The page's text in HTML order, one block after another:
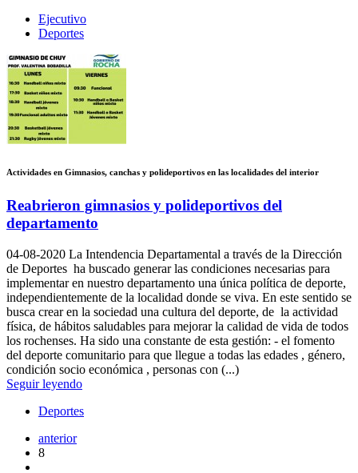
Ejecutivo
Deportes
Actividades en Gimnasios, canchas y polideportivos en las localidades del interior
Reabrieron gimnasios y polideportivos del
departamento
04-08-2020 La Intendencia Departamental a través de la Dirección
de Deportes ha buscado generar las condiciones necesarias para
implementar en nuestro departamento una única política de deporte,
independientemente de la localidad donde se viva. En este sentido se
busca crear en la sociedad una cultura del deporte, de la actividad
física, de hábitos saludables para mejorar la calidad de vida de todos
los rochenses. Ha sido una constante de esta gestión: - el fomento
del deporte comunitario para que llegue a todas las edades , género,
condición socio económica , personas con (...)
Seguir leyendo
Deportes
anterior
8